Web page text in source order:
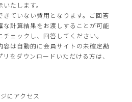
たします。
ていない費用となります。ご回答
な計算結果をお渡しすることが可能
ェックし、回答してください。
容は自動的に会員サイトの未確定勘
をダウンロードいただける方は、
にアクセス